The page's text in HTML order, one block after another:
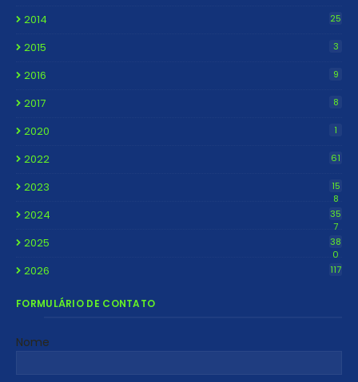
2014 25
2015 3
2016 9
2017 8
2020 1
2022 61
2023
15
8
2024
35
7
2025
38
0
2026 117
FORMULÁRIO DE CONTATO
Nome